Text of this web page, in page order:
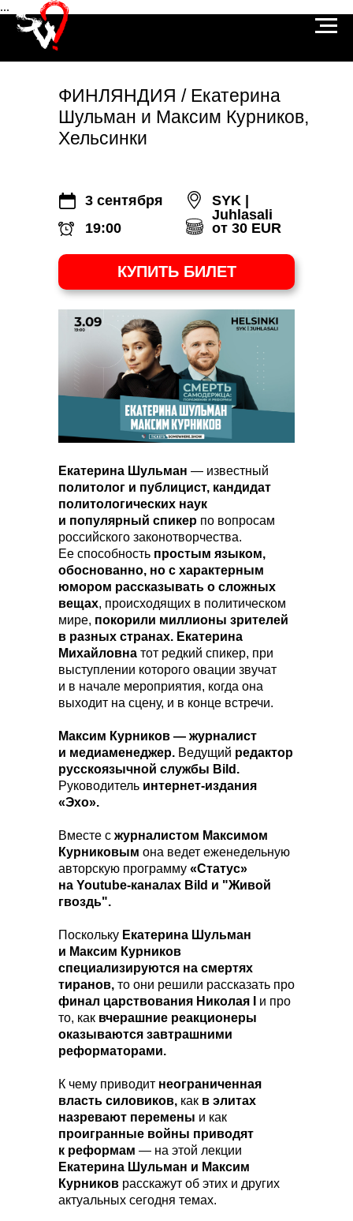
...
ФИНЛЯНДИЯ / Екатерина
Шульман и Максим Курников,
Хельсинки
19:00 от 30 EUR
3 сентября
SYK |
Juhlasali
Екатерина Шульман — известный
политолог и публицист, кандидат
политологических наук
и популярный спикер по вопросам
российского законотворчества.
Ее способность простым языком,
обоснованно, но с характерным
юмором рассказывать о сложных
вещах, происходящих в политическом
мире, покорили миллионы зрителей
в разных странах. Екатерина
Михайловна тот редкий спикер, при
выступлении которого овации звучат
и в начале мероприятия, когда она
выходит на сцену, и в конце встречи.
Максим Курников — журналист
и медиаменеджер. Ведущий редактор
русскоязычной службы Bild.
Руководитель интернет-издания
«Эхо».
Вместе с журналистом Максимом
Курниковым она ведет еженедельную
авторскую программу «Статус»
на Youtube-каналах Bild и "Живой
гвоздь".
Поскольку Екатерина Шульман
и Максим Курников
специализируются на смертях
тиранов, то они решили рассказать про
финал царствования Николая I
и про
то, как вчерашние реакционеры
оказываются завтрашними
реформаторами.
К чему приводит неограниченная
власть силовиков, как в элитах
назревают перемены и как
проигранные войны приводят
к реформам — на этой лекции
Екатерина Шульман и Максим
Курников расскажут об этих и других
актуальных сегодня темах.
КУПИТЬ БИЛЕТ